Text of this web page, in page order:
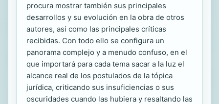
procura mostrar también sus principales
desarrollos y su evolución en la obra de otros
autores, así como las principales críticas
recibidas. Con todo ello se configura un
panorama complejo y a menudo confuso, en el
que importará para cada tema sacar a la luz el
alcance real de los postulados de la tópica
jurídica, criticando sus insuficiencias o sus
oscuridades cuando las hubiera y resaltando las